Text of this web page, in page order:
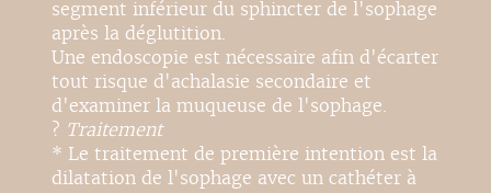
segment inférieur du sphincter de l'sophage
après la déglutition.
Une endoscopie est nécessaire afin d'écarter
tout risque d'achalasie secondaire et
d'examiner la muqueuse de l'sophage.
? Traitement
* Le traitement de première intention est la
dilatation de l'sophage avec un cathéter à